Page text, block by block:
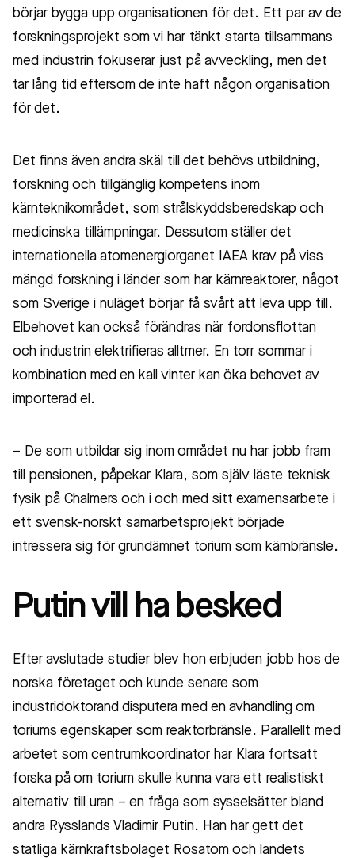
börjar bygga upp organisationen för det. Ett par av de
forskningsprojekt som vi har tänkt starta tillsammans
med industrin fokuserar just på avveckling, men det
tar lång tid eftersom de inte haft någon organisation
för det.
Det finns även andra skäl till det behövs utbildning,
forskning och tillgänglig kompetens inom
kärnteknikområdet, som strålskyddsberedskap och
medicinska tillämpningar. Dessutom ställer det
internationella atomenergiorganet IAEA krav på viss
mängd forskning i länder som har kärnreaktorer, något
som Sverige i nuläget börjar få svårt att leva upp till.
Elbehovet kan också förändras när fordonsflottan
och industrin elektrifieras alltmer. En torr sommar i
kombination med en kall vinter kan öka behovet av
importerad el.
– De som utbildar sig inom området nu har jobb fram
till pensionen, påpekar Klara, som själv läste teknisk
fysik på Chalmers och i och med sitt examensarbete i
ett svensk-norskt samarbetsprojekt började
intressera sig för grundämnet torium som kärnbränsle.
Putin vill ha besked
Efter avslutade studier blev hon erbjuden jobb hos de
norska företaget och kunde senare som
industridoktorand disputera med en avhandling om
toriums egenskaper som reaktorbränsle. Parallellt med
arbetet som centrumkoordinator har Klara fortsatt
forska på om torium skulle kunna vara ett realistiskt
alternativ till uran – en fråga som sysselsätter bland
andra Rysslands Vladimir Putin. Han har gett det
statliga kärnkraftsbolaget Rosatom och landets